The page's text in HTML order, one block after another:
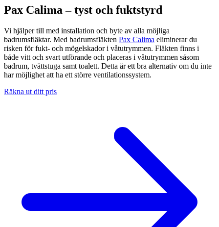
Pax Calima – tyst och fuktstyrd
Vi hjälper till med installation och byte av alla möjliga
badrumsfläktar. Med badrumsfläkten Pax Calima eliminerar du
risken för fukt- och mögelskador i våtutrymmen. Fläkten finns i
både vitt och svart utförande och placeras i våtutrymmen såsom
badrum, tvättstuga samt toalett. Detta är ett bra alternativ om du inte
har möjlighet att ha ett större ventilationssystem.
Räkna ut ditt pris